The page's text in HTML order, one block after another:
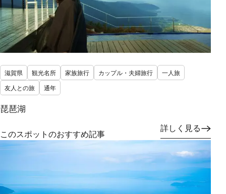
滋賀県 観光名所 家族旅行 カップル・夫婦旅行
一人旅
友人との旅
通年
琵琶湖
詳しく見る
このスポットのおすすめ記事